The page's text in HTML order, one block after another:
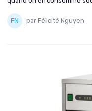
par Félicité Nguyen